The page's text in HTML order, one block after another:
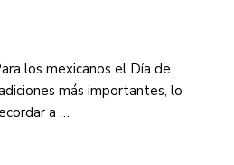
los mexicanos el Día de
más importantes, lo
a …